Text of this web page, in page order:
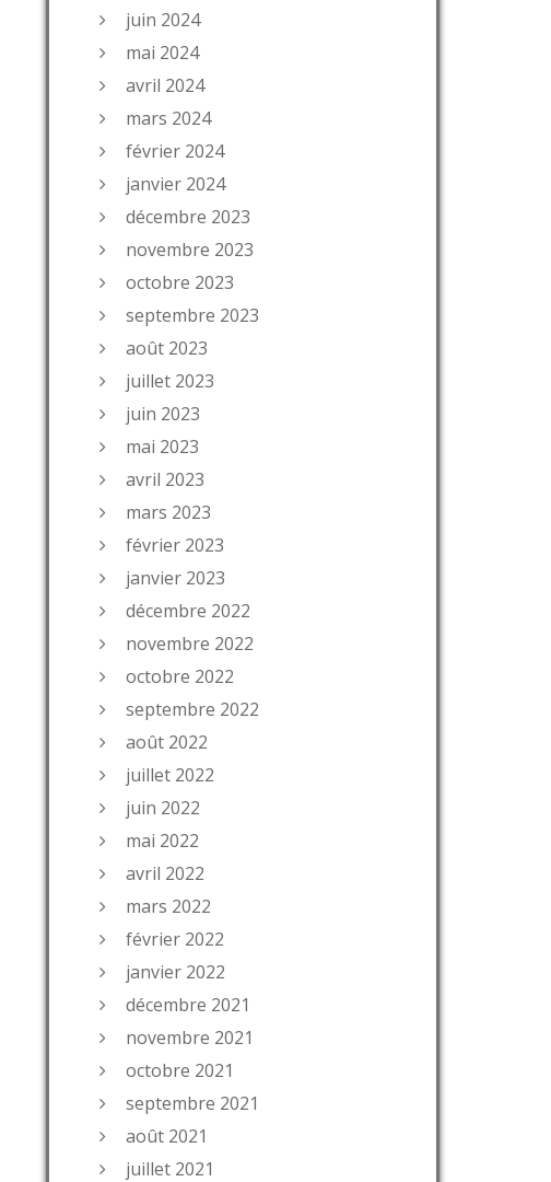
juin 2024
mai 2024
avril 2024
mars 2024
février 2024
janvier 2024
décembre 2023
novembre 2023
octobre 2023
septembre 2023
août 2023
juillet 2023
juin 2023
mai 2023
avril 2023
mars 2023
février 2023
janvier 2023
décembre 2022
novembre 2022
octobre 2022
septembre 2022
août 2022
juillet 2022
juin 2022
mai 2022
avril 2022
mars 2022
février 2022
janvier 2022
décembre 2021
novembre 2021
octobre 2021
septembre 2021
août 2021
juillet 2021